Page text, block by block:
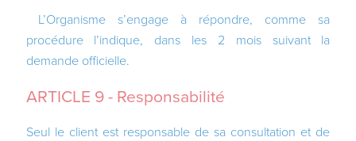
L’Organisme s’engage à répondre, comme sa
procédure l’indique, dans les 2 mois suivant la
demande officielle.
ARTICLE 9 - Responsabilité
Seul le client est responsable de sa consultation et de